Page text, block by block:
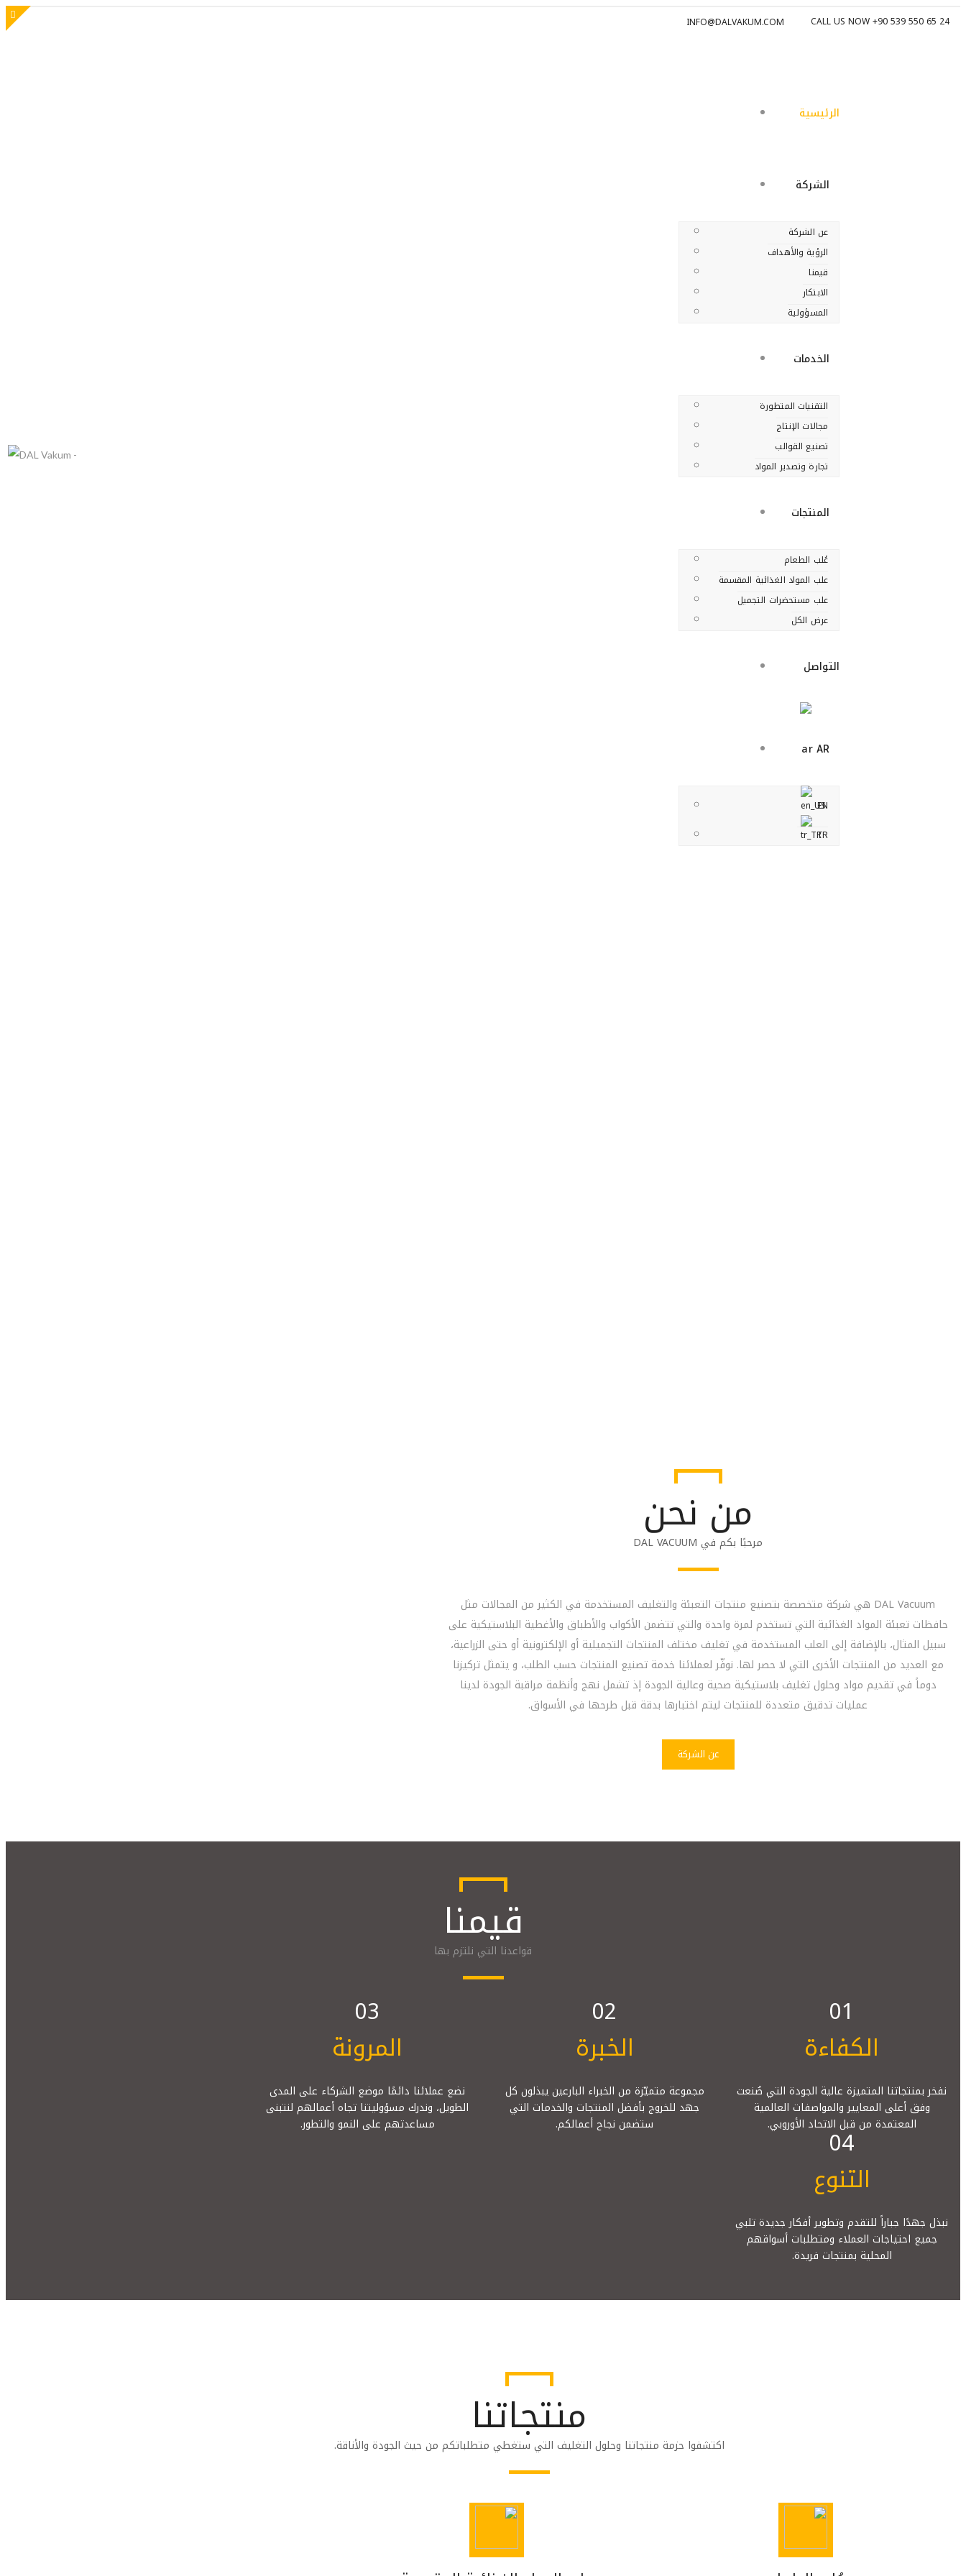
CALL US NOW +90 539 550 65 24
INFO@DALVAKUM.COM
الرئيسية
الشركة
عن الشركة
الرؤية والأهداف
قيمنا
الابتكار
المسؤولية
الخدمات
التقنيات المتطورة
مجالات الإنتاج
تصنيع القوالب
تجارة وتصدير المواد
المنتجات
عُلب الطعام
علب المواد الغذائية المقسمة
علب مستحضرات التجميل
عرض الكل
التواصل
AR
EN
TR
من نحن
مرحبًا بكم في DAL VACUUM
DAL Vacuum هي شركة متخصصة بتصنيع منتجات التعبئة والتغليف المستخدمة في الكثير من المجالات مثل
حافظات تعبئة المواد الغذائية التي تستخدم لمرة واحدة والتي تتضمن الأكواب والأطباق والأغطية البلاستيكية على
سبيل المثال، بالإضافة إلى العلب المستخدمة في تغليف مختلف المنتجات التجميلية أو الإلكترونية أو حتى الزراعية،
مع العديد من المنتجات الأخرى التي لا حصر لها. نوفّر لعملائنا خدمة تصنيع المنتجات حسب الطلب، و يتمثل تركيزنا
دوماً في تقديم مواد وحلول تغليف بلاستيكية صحية وعالية الجودة إذ تشمل نهج وأنظمة مراقبة الجودة لدينا
عمليات تدقيق متعددة للمنتجات ليتم اختبارها بدقة قبل طرحها في الأسواق.
عن الشركة
قيمنا
قواعدنا التي نلتزم بها
01
الكفاءة
نفخر بمنتجاتنا المتميزة عالية الجودة التي صُنعت
وفق أعلى المعايير والمواصفات العالمية
المعتمدة من قبل الاتحاد الأوروبي.
02
الخبرة
مجموعة متميّزة من الخبراء البارعين يبذلون كل
جهد للخروج بأفضل المنتجات والخدمات التي
ستضمن نجاح أعمالكم.
03
المرونة
نضع عملائنا دائمًا موضع الشركاء على المدى
الطويل، وندرك مسؤوليتنا تجاه أعمالهم لنتبنى
مساعدتهم على النمو والتطور.
04
التنوع
نبذل جهدًا جباراً للتقدم وتطوير أفكار جديدة تلبي
جميع احتياجات العملاء ومتطلبات أسواقهم
المحلية بمنتجات فريدة.
منتجاتنا
اكتشفوا حزمة منتجاتنا وحلول التغليف التي ستغطي متطلباتكم من حيث الجودة والأناقة.